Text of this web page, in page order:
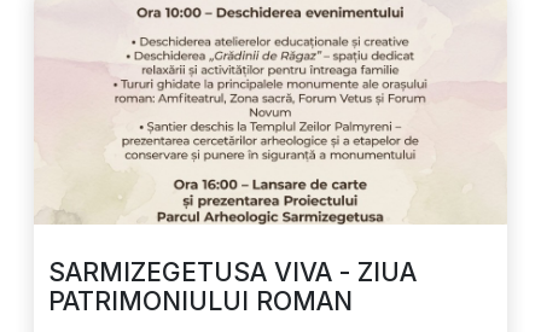
SARMIZEGETUSA VIVA - ZIUA
PATRIMONIULUI ROMAN